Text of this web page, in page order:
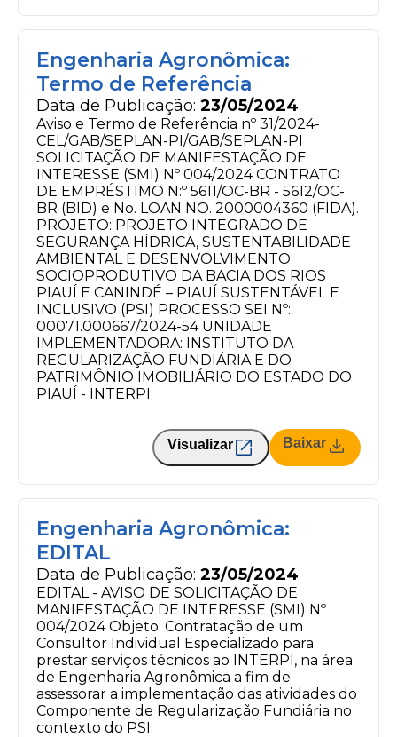
Engenharia Agronômica:
Termo de Referência
Data de Publicação: 23/05/2024
Aviso e Termo de Referência nº 31/2024-
CEL/GAB/SEPLAN-PI/GAB/SEPLAN-PI
SOLICITAÇÃO DE MANIFESTAÇÃO DE
INTERESSE (SMI) Nº 004/2024 CONTRATO
DE EMPRÉSTIMO N:º 5611/OC-BR - 5612/OC-
BR (BID) e No. LOAN NO. 2000004360 (FIDA).
PROJETO: PROJETO INTEGRADO DE
SEGURANÇA HÍDRICA, SUSTENTABILIDADE
AMBIENTAL E DESENVOLVIMENTO
SOCIOPRODUTIVO DA BACIA DOS RIOS
PIAUÍ E CANINDÉ – PIAUÍ SUSTENTÁVEL E
INCLUSIVO (PSI) PROCESSO SEI Nº:
00071.000667/2024-54 UNIDADE
IMPLEMENTADORA: INSTITUTO DA
REGULARIZAÇÃO FUNDIÁRIA E DO
PATRIMÔNIO IMOBILIÁRIO DO ESTADO DO
PIAUÍ - INTERPI
Visualizar Baixar
Engenharia Agronômica:
EDITAL
Data de Publicação: 23/05/2024
EDITAL - AVISO DE SOLICITAÇÃO DE
MANIFESTAÇÃO DE INTERESSE (SMI) Nº
004/2024 Objeto: Contratação de um
Consultor Individual Especializado para
prestar serviços técnicos ao INTERPI, na área
de Engenharia Agronômica a fim de
assessorar a implementação das atividades do
Componente de Regularização Fundiária no
contexto do PSI.